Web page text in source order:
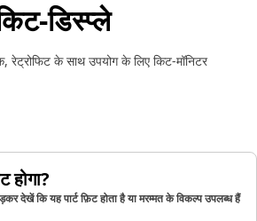
डिस्प्ले
के साथ उपयोग के लिए किट-मॉनिटर
होगा?
देखें कि यह पार्ट फ़िट होता है या मरम्मत के विकल्प उपलब्ध हैं